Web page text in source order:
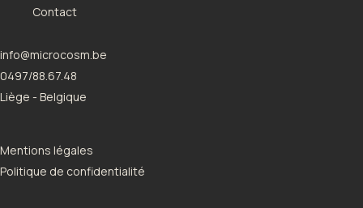
Contact
info@microcosm.be
0497/88.67.48
Liège - Belgique
Mentions légales
Politique de confidentialité